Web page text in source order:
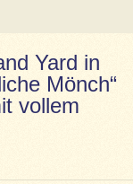
Yard in
Mönch“
vollem